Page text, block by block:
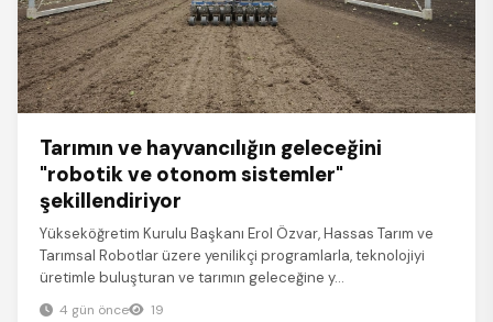
Tarımın ve hayvancılığın geleceğini
"robotik ve otonom sistemler"
şekillendiriyor
Yükseköğretim Kurulu Başkanı Erol Özvar, Hassas Tarım ve
Tarımsal Robotlar üzere yenilikçi programlarla, teknolojiyi
üretimle buluşturan ve tarımın geleceğine y...
4 gün önce 19